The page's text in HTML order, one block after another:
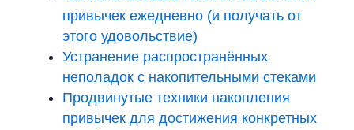
привычек ежедневно (и получать от
этого удовольствие)
Устранение распространённых
неполадок с накопительными стеками
Продвинутые техники накопления
привычек для достижения конкретных